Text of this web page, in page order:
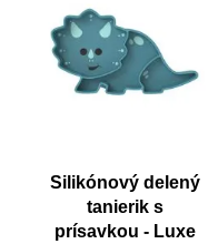
Silikónový delený
tanierik s
prísavkou - Luxe